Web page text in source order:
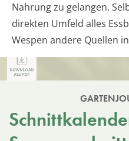
Nahrung zu gelangen.
direkten Umfeld alles
Wespen andere Quellen